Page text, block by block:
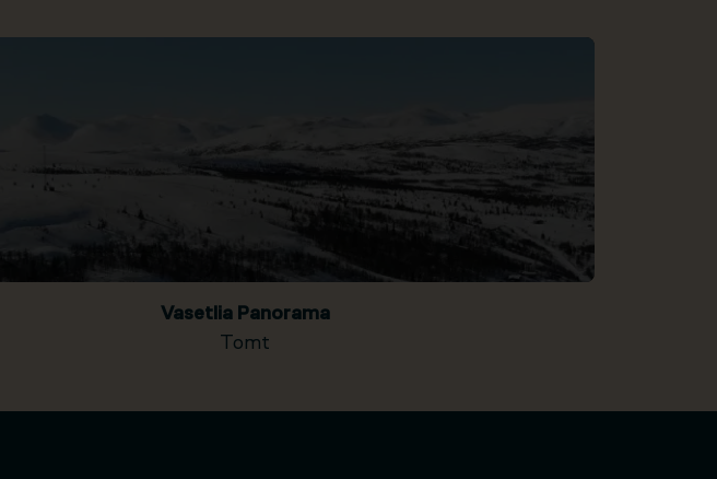
Vasetlia Panorama
Tomt